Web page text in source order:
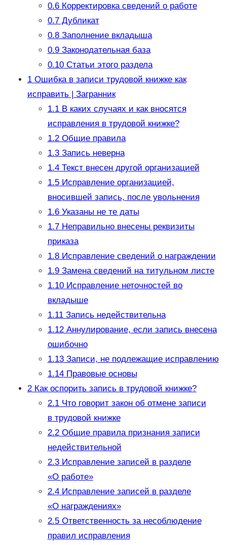
0.6Корректировка сведений о работе
0.7Дубликат
0.8Заполнение вкладыша
0.9Законодательная база
0.10Статьи этого раздела
1Ошибка в записи трудовой книжке как
исправить | Загранник
1.1В каких случаях и как вносятся
исправления в трудовой книжке?
1.2Общие правила
1.3Запись неверна
1.4Текст внесен другой организацией
1.5Исправление организацией,
вносившей запись, после увольнения
1.6Указаны не те даты
1.7Неправильно внесены реквизиты
приказа
1.8Исправление сведений о награждении
1.9Замена сведений на титульном листе
1.10Исправление неточностей во
вкладыше
1.11Запись недействительна
1.12Аннулирование, если запись внесена
ошибочно
1.13Записи, не подлежащие исправлению
1.14Правовые основы
2Как оспорить запись в трудовой книжке?
2.1Что говорит закон об отмене записи
в трудовой книжке
2.2Общие правила признания записи
недействительной
2.3Исправление записей в разделе
«О работе»
2.4Исправление записей в разделе
«О награждениях»
2.5Ответственность за несоблюдение
правил исправления